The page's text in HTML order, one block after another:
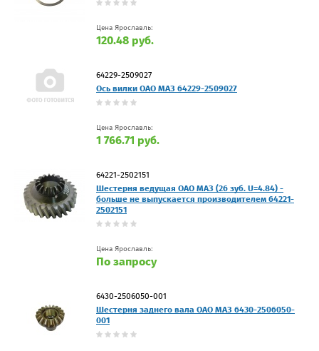
Цена Ярославль:
120.48 руб.
64229-2509027
Ось вилки ОАО МАЗ 64229-2509027
Цена Ярославль:
1 766.71 руб.
64221-2502151
Шестерня ведущая ОАО МАЗ (26 зуб. U=4.84) -
больше не выпускается производителем 64221-
2502151
Цена Ярославль:
По запросу
6430-2506050-001
Шестерня заднего вала ОАО МАЗ 6430-2506050-
001